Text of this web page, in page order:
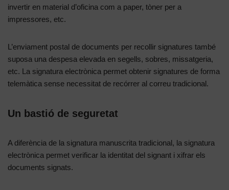
invertir en material d’oficina com a paper, tòner per a
impressores, etc.
L’enviament postal de documents per recollir signatures també
suposa una despesa elevada en segells, sobres, missatgeria,
etc. La signatura electrònica permet obtenir signatures de forma
telemàtica sense necessitat de recórrer al correu tradicional.
Un bastió de seguretat
A diferència de la signatura manuscrita tradicional, la signatura
electrònica permet verificar la identitat del signant i xifrar els
documents signats.